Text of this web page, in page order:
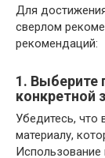
Для
сверлом
рекомендаций:
1. Выберите
конкретной
Убедитесь, что
материалу,